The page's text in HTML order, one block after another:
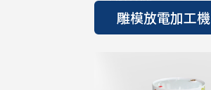
雕模放電加工機